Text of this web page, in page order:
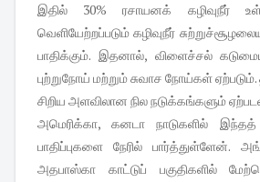
இதில் 30% ரசாயனக் கழிவுநீர்
வெளியேற்றப்படும் கழிவுநீர்
பாதிக்கும். இதனால், விளைச்சல்
புற்றுநோய் மற்றும் சுவாச நோய்கள் ஏற்படும்.
சிறிய அளவிலான நில நடுக்கங்களும்
அமெரிக்கா, கனடா நாடுகளில் இந்தத்
பாதிப்புகளை நேரில் பார்த்துள்ளேன்.
அதபாஸ்கா காட்டுப் பகுதிகளில்